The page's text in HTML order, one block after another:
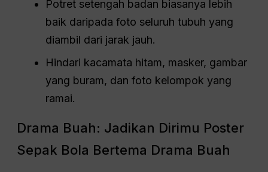
Potret setengah badan biasanya lebih
baik daripada foto seluruh tubuh yang
diambil dari jarak jauh.
Hindari kacamata hitam, masker, gambar
yang buram, dan foto kelompok yang
ramai.
Drama Buah: Jadikan Dirimu Poster
Sepak Bola Bertema Drama Buah